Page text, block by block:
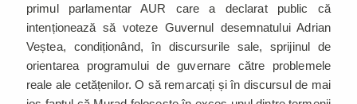
primul parlamentar AUR care a declarat public că
intenționează să voteze Guvernul desemnatului Adrian
Veștea, condiționând, în discursurile sale, sprijinul de
orientarea programului de guvernare către problemele
reale ale cetățenilor. O să remarcați și în discursul de mai